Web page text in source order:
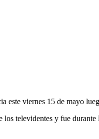
este viernes 15 de mayo
los televidentes y fue